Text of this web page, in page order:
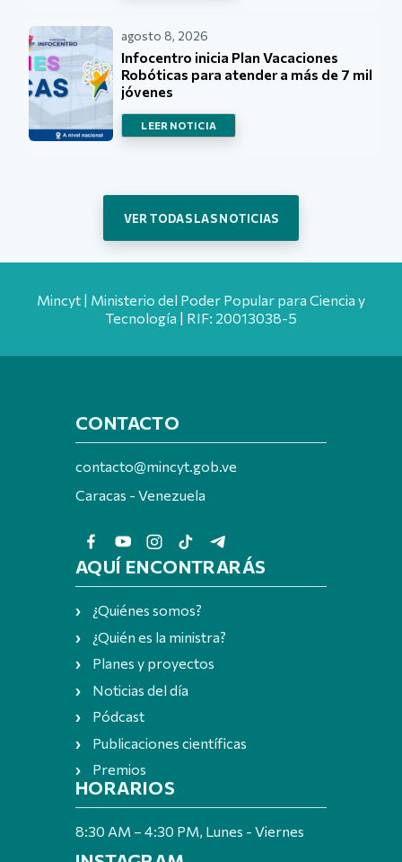
agosto 8, 2026
Infocentro inicia Plan Vacaciones
Robóticas para atender a más de 7 mil
jóvenes
LEER NOTICIA
VER TODAS LAS NOTICIAS
Mincyt | Ministerio del Poder Popular para Ciencia y
Tecnología | RIF: 20013038-5
CONTACTO
contacto@mincyt.gob.ve
Caracas - Venezuela
AQUÍ ENCONTRARÁS
¿Quiénes somos?
¿Quién es la ministra?
Planes y proyectos
Noticias del día
Pódcast
Publicaciones científicas
Premios
HORARIOS
8:30 AM – 4:30 PM, Lunes - Viernes